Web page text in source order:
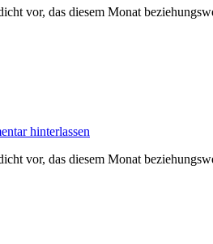
vor, das diesem Monat
hinterlassen
vor, das diesem Monat